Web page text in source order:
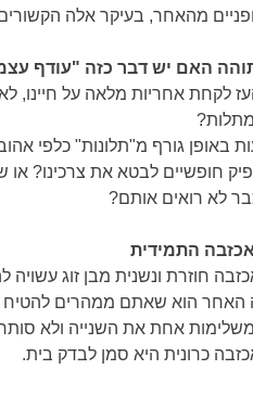
מהאחר, בעיקר אלה
האם יש דבר כזה "עודף
לקחת אחריות מלאה על חיינו,
באופן גורף מ"תלונות" כלפי
חופשיים לבטא את צרכינו? או
לא רואים אותם?
התמידית
חוזרת ונשנית מבן זוג
האחר הוא שאתם ממהרים להטיח
אחת את השנייה ולא
כרונית היא סמן לבדק בית.